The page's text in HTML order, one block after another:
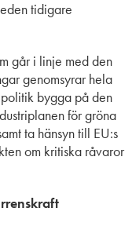
tidigare
går i linje med den
genomsyrar hela
bygga på den
för gröna
ta hänsyn till EU:s
om kritiska råvaror